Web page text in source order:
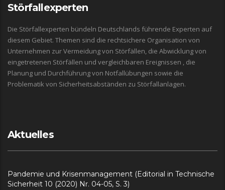
Störfallexperten
Die Störfallexperten bündeln Deutschlands führende Experten auf
diesem Gebiet. Themen sind die rechtsichere Organisation von
Unternehmen zur Vermeidung von Störfällen, die Abwicklung von
eingetretenen Störfällen und vergleichbaren Ereignissen , die
Planung und Durchführung von Notfallübungen sowie die
Problematik von Sicherheitsabständen zu Störfallanlagen.
Aktuelles
Pandemie und Krisenmanagement (Editorial in Technische
Sicherheit 10 (2020) Nr. 04-05, S. 3)